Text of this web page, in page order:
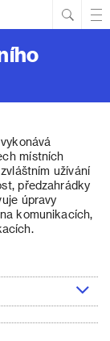
vykonává
místních
užívání
předzahrádky
úpravy
komunikacích,